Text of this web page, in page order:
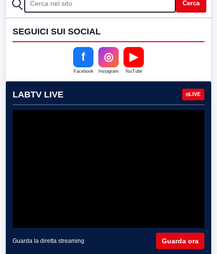
Cerca
SEGUICI SUI SOCIAL
f
Facebook
◎
Instagram
▶
YouTube
LABTV LIVE LIVE
Guarda la diretta streaming Guarda ora